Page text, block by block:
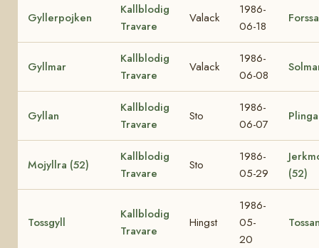
Gyllerpojken
Kallblodig
Travare
Valack
1986-
06-18
Forssa
Gyllmar
Kallblodig
Travare
Valack
1986-
06-08
Gyllan
Kallblodig
Travare
Sto
1986-
06-07
Plinga
Mojyllra (52)
Kallblodig
Travare
Sto
1986-
05-29
(52)
Tossgyll
Kallblodig
Travare
Hingst
1986-
05-
20